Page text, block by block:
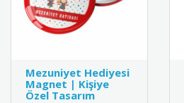
Mezuniyet Hediyesi
Magnet | Kişiye
Özel Tasarım